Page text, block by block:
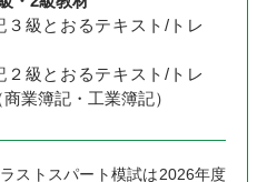
３級とおるテキスト/トレ
２級とおるテキスト/トレ
業簿記・工業簿記）
ストスパート模試は2026年度